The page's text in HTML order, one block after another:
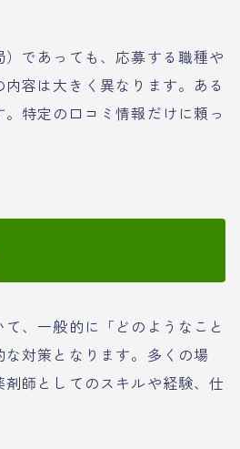
であっても、応募する職種や
容は大きく異なります。ある
特定の口コミ情報だけに頼っ
、一般的に「どのようなこと
対策となります。多くの場
師としてのスキルや経験、仕